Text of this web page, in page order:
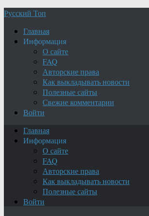
Русский Топ
Главная
Информация
О сайте
FAQ
Авторские права
Как выкладывать новости
Полезные сайты
Свежие комментарии
Войти
Главная
Информация
О сайте
FAQ
Авторские права
Как выкладывать новости
Полезные сайты
Войти